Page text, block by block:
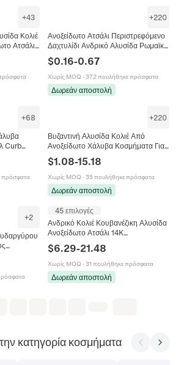
+43
Κολιέ
Ατσάλι
+220
Ανοξείδωτο Ατσάλι Περιστρεφόμενο
Δαχτυλίδι Ανδρικό Αλυσίδα Ρωμαϊκοί
Αριθμοί Φεγγάρι Αστέρι Ανακούφιση
από το Άγχος Δαχτυλίδι Κόσμημα
$0.16-0.67
Χωρίς MOQ · 372 πουλήθηκε πρόσφατα
Δωρεάν αποστολή
+68
Curb
DIY
πρόσφατα
+220
Βυζαντινή Αλυσίδα Κολιέ Από
Ανοξείδωτο Χάλυβα Κοσμήματα Για
Άνδρες Στυλ Hip Hop Punk
Κοσμήματα Με Μεταλλικούς
Συνδέσμους
$1.08-15.18
Χωρίς MOQ · 35 πουλήθηκε πρόσφατα
Δωρεάν αποστολή
+2
45 επιλογές
Ανδρικό Κολιέ Κουβανέζικη Αλυσίδα
Ανοξείδωτο Ατσάλι 14K
Επιχρυσωμένο Κούμπωμα Χαλκού
Ζιργκόν Hip Hop Miami Style
$6.29-21.48
Χωρίς MOQ · 31 πουλήθηκε πρόσφατα
Δωρεάν αποστολή
κατηγορία κοσμήματα